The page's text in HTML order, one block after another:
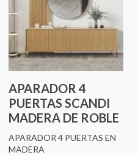
APARADOR 4
PUERTAS SCANDI
MADERA DE ROBLE
APARADOR 4 PUERTAS EN
MADERA